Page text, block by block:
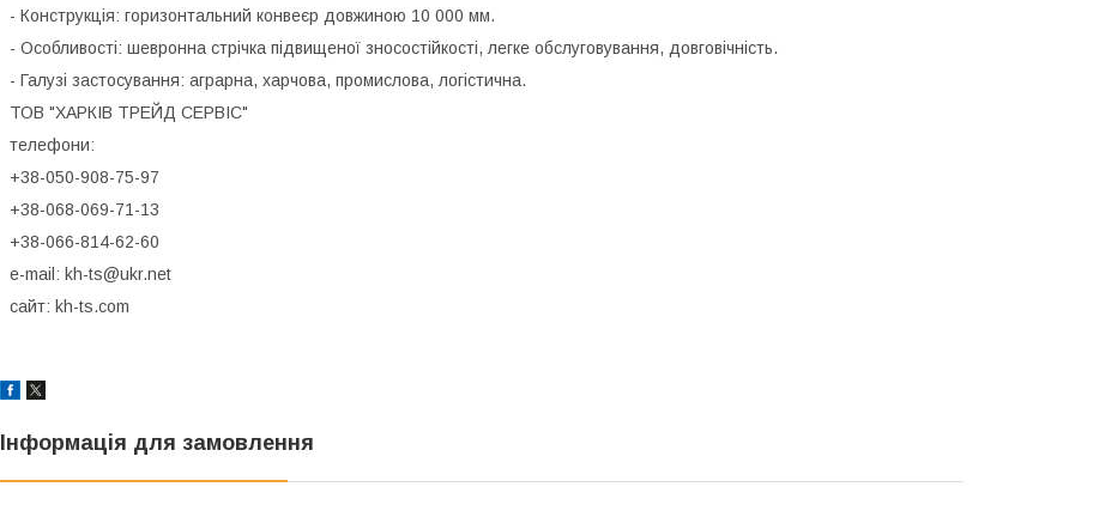
- Конструкція: горизонтальний конвеєр довжиною 10 000 мм.
- Особливості: шевронна стрічка підвищеної зносостійкості, легке обслуговування, довговічність.
- Галузі застосування: аграрна, харчова, промислова, логістична.
ТОВ "ХАРКІВ ТРЕЙД СЕРВІС"
телефони:
+38-050-908-75-97
+38-068-069-71-13
+38-066-814-62-60
e-mail: kh-ts@ukr.net
сайт: kh-ts.com
Інформація для замовлення